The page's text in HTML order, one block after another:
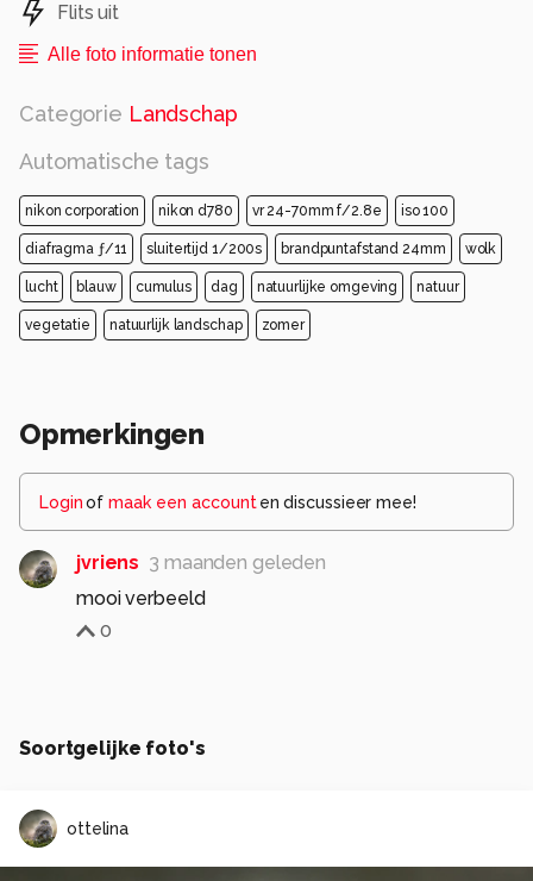
Flits uit
Alle foto informatie tonen
Categorie Landschap
Automatische tags
nikon corporation nikon d780 vr 24-70mm f/2.8e iso 100
diafragma ƒ/11 sluitertijd 1/200s brandpuntafstand 24mm wolk
lucht blauw cumulus dag natuurlijke omgeving natuur
vegetatie natuurlijk landschap zomer
Opmerkingen
Loginof maak een account en discussieer mee!
jvriens 3 maanden geleden
mooi verbeeld
0
Soortgelijke foto's
ottelina